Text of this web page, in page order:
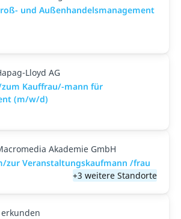
und Außenhandelsmanagement
Lloyd AG
Kauffrau/-mann für
(m/w/d)
Akademie GmbH
zur Veranstaltungs­kaufmann /frau
+3 weitere Standorte